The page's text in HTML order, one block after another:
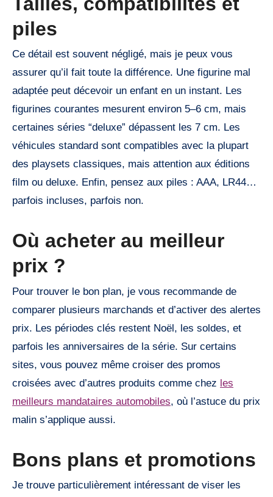
piles
Ce détail est souvent négligé, mais je peux vous
assurer qu’il fait toute la différence. Une figurine mal
adaptée peut décevoir un enfant en un instant. Les
figurines courantes mesurent environ 5–6 cm, mais
certaines séries “deluxe” dépassent les 7 cm. Les
véhicules standard sont compatibles avec la plupart
des playsets classiques, mais attention aux éditions
film ou deluxe. Enfin, pensez aux piles : AAA, LR44…
parfois incluses, parfois non.
Où acheter au meilleur
prix ?
Pour trouver le bon plan, je vous recommande de
comparer plusieurs marchands et d’activer des alertes
prix. Les périodes clés restent Noël, les soldes, et
parfois les anniversaires de la série. Sur certains
sites, vous pouvez même croiser des promos
croisées avec d’autres produits comme chez les
meilleurs mandataires automobiles, où l’astuce du prix
malin s’applique aussi.
Bons plans et promotions
Je trouve particulièrement intéressant de viser les